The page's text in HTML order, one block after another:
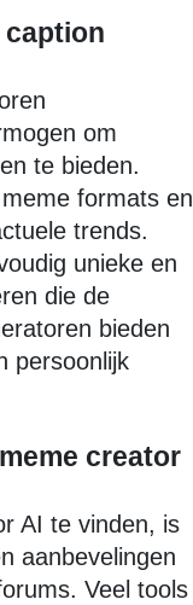
caption
om
te bieden.
formats en
trends.
unieke en
die de
bieden
persoonlijk
creator
AI te vinden, is
aanbevelingen
Veel tools